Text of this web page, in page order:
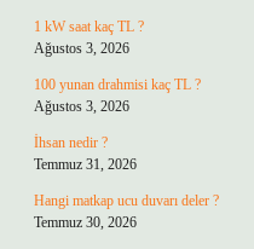
1 kW saat kaç TL ?
Ağustos 3, 2026
100 yunan drahmisi kaç TL ?
Ağustos 3, 2026
İhsan nedir ?
Temmuz 31, 2026
Hangi matkap ucu duvarı deler ?
Temmuz 30, 2026